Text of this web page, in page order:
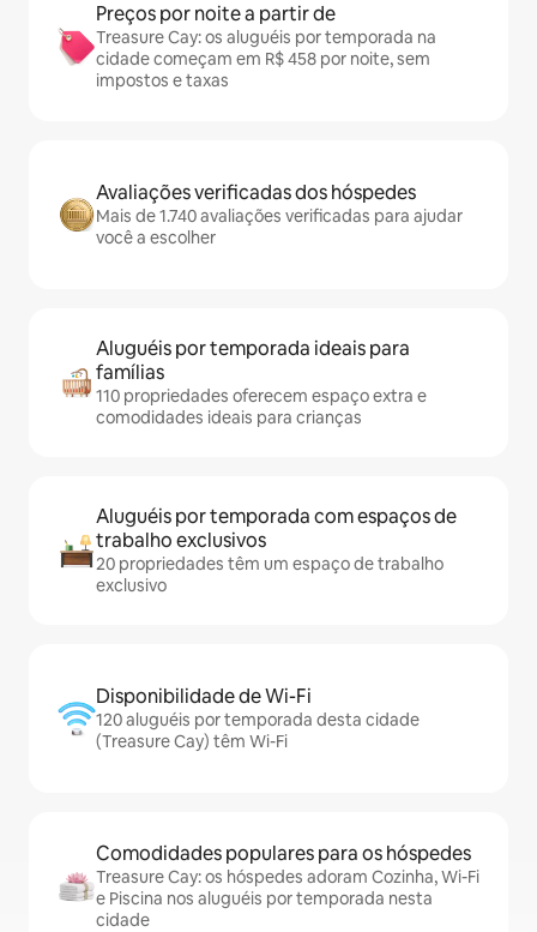
Preços por noite a partir de
Treasure Cay: os aluguéis por temporada na
cidade começam em R$ 458 por noite, sem
impostos e taxas
Avaliações verificadas dos hóspedes
Mais de 1.740 avaliações verificadas para ajudar
você a escolher
Aluguéis por temporada ideais para
famílias
110 propriedades oferecem espaço extra e
comodidades ideais para crianças
Aluguéis por temporada com espaços de
trabalho exclusivos
20 propriedades têm um espaço de trabalho
exclusivo
Disponibilidade de Wi-Fi
120 aluguéis por temporada desta cidade
(Treasure Cay) têm Wi-Fi
Comodidades populares para os hóspedes
Treasure Cay: os hóspedes adoram Cozinha, Wi-Fi
e Piscina nos aluguéis por temporada nesta
cidade